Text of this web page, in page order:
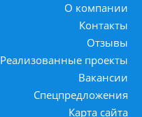
О компании
Контакты
Отзывы
Реализованные проекты
Вакансии
Спецпредложения
Карта сайта